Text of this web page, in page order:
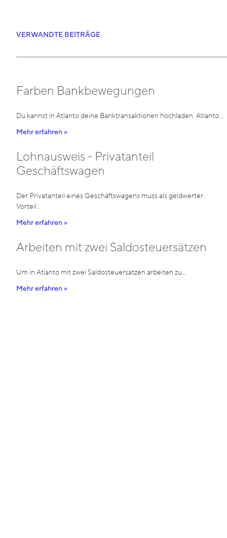
VERWANDTE BEITRÄGE
Farben Bankbewegungen
Du kannst in Atlanto deine Banktransaktionen hochladen. Atlanto…
Mehr erfahren »
Lohnausweis - Privatanteil
Geschäftswagen
Der Privatanteil eines Geschäftswagens muss als geldwerter
Vorteil…
Mehr erfahren »
Arbeiten mit zwei Saldosteuersätzen
Um in Atlanto mit zwei Saldosteuersätzen arbeiten zu…
Mehr erfahren »